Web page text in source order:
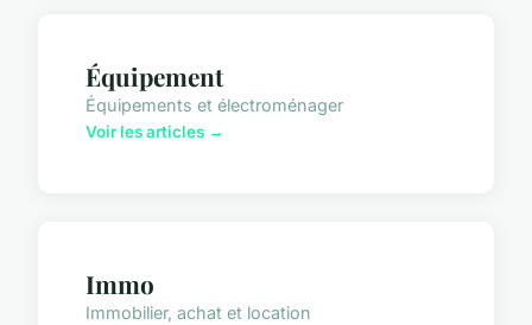
Équipement
Équipements et électroménager
Voir les articles →
Immo
Immobilier, achat et location